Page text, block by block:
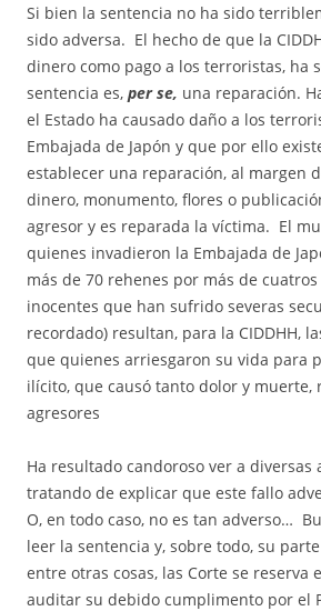
Si bien la sentencia no ha sido
sido adversa. El hecho de que la
dinero como pago a los terroristas, ha
sentencia es, per se, una reparación.
el Estado ha causado daño a los
Embajada de Japón y que por ello
establecer una reparación, al margen
dinero, monumento, flores o
agresor y es reparada la víctima. El
quienes invadieron la Embajada de
más de 70 rehenes por más de cuatros
inocentes que han sufrido severas
recordado) resultan, para la CIDDHH,
que quienes arriesgaron su vida para
ilícito, que causó tanto dolor y muerte,
agresores
Ha resultado candoroso ver a diversas
tratando de explicar que este fallo
O, en todo caso, no es tan adverso…
leer la sentencia y, sobre todo, su
entre otras cosas, las Corte se reserva
auditar su debido cumplimento por el